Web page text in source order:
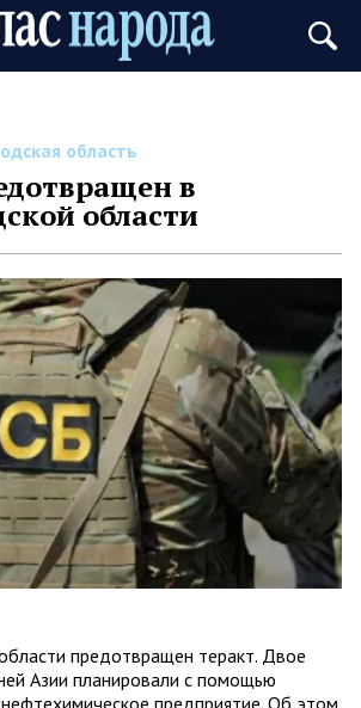
область
в
области
предотвращен теракт. Двое
Азии планировали с помощью